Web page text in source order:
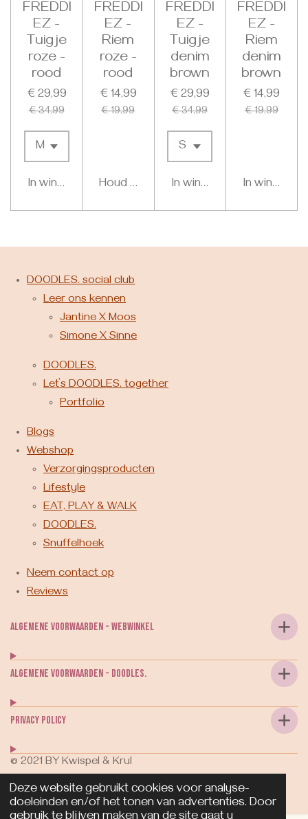
Deze website gebruikt cookies voor analyse-
doeleinden en/of het tonen van advertenties. Door
FREDDI
EZ -
Tuigje
roze -
rood
€ 29,99
€ 34,99
In winkelwagen
FREDDI
EZ -
Riem
roze -
rood
€ 14,99
€ 19,99
Houd mij op de hoogte
FREDDI
EZ -
Tuigje
denim
brown
€ 29,99
€ 34,99
In winkelwagen
FREDDI
EZ -
Riem
denim
brown
€ 14,99
€ 19,99
In
DOODLES. social club
Leer ons kennen
Jantine X Moos
Simone X Sinne
DOODLES.
Let’s DOODLES. together
Portfolio
Blogs
Webshop
Verzorgingsproducten
Lifestyle
EAT, PLAY & WALK
DOODLES.
Snuffelhoek
Neem contact op
Reviews
Algemene voorwaarden - webwinkel
Algemene voorwaarden - DOODLES.
Privacy Policy
© 2021 BY Kwispel & Krul
Powered by JouwWeb